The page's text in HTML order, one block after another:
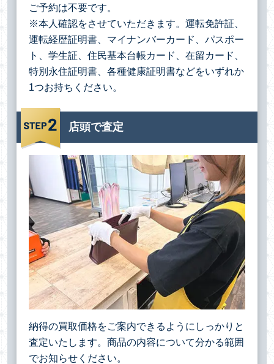
ご予約は不要です。
※本人確認をさせていただきます。運転免許証、
運転経歴証明書、マイナンバーカード、パスポー
ト、学生証、住民基本台帳カード、在留カード、
特別永住証明書、各種健康証明書などをいずれか
1つお持ちください。
店頭で査定
納得の買取価格をご案内できるようにしっかりと
査定いたします。商品の内容について分かる範囲
でお知らせください。